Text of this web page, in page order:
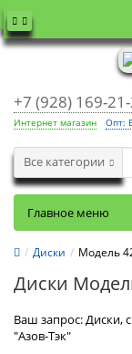
+7 (928) 169-21-
Интернет магазин Опт:
Все категории
Главное меню
Диски Модель
Диски
Ваш запрос: Диски,
"Азов-Тэк"